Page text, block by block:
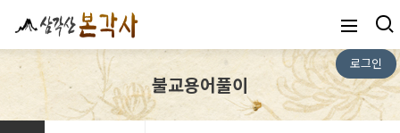
로그인
불교용어풀이